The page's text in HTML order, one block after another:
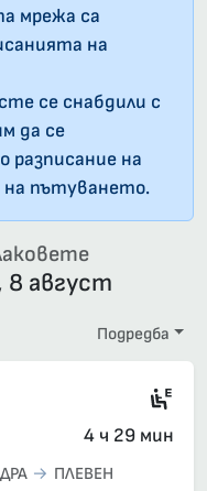
мрежа са
на
се снабдили с
да се
разписание на
на пътуването.
август
Подредба
4 ч 29 мин
ПЛЕВЕН